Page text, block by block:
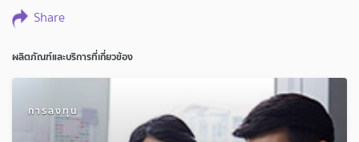
Share
ผลิตภัณฑ์และบริการที่เกี่ยวข้อง
การลงทุน